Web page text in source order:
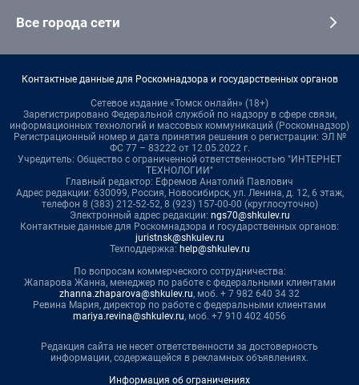
Все города сети
Контактные данные для Роскомнадзора и государственных органов
Сетевое издание «Томск онлайн» (18+)
Зарегистрировано Федеральной службой по надзору в сфере связи,
информационных технологий и массовых коммуникаций (Роскомнадзор)
Регистрационный номер и дата принятия решения о регистрации: ЭЛ №
ФС 77 – 83222 от 12.05.2022 г.
Учредитель: Общество с ограниченной ответственностью "ИНТЕРНЕТ
ТЕХНОЛОГИИ"
Главный редактор: Ефремов Анатолий Павлович
Адрес редакции: 630099, Россия, Новосибирск, ул. Ленина, д. 12, 6 этаж,
телефон 8 (383) 212-52-52, 8 (923) 157-00-00 (круглосуточно)
Электронный адрес редакции: ngs70@shkulev.ru
Контактные данные для Роскомнадзора и государственных органов:
juristnsk@shkulev.ru
Техподдержка: help@shkulev.ru
По вопросам коммерческого сотрудничества:
Жапарова Жанна, менеджер по работе с федеральными клиентами
zhanna.zhaparova@shkulev.ru, моб. + 7 982 640 34 32
Ревина Мария, директор по работе с федеральными клиентами
mariya.revina@shkulev.ru, моб. +7 910 402 4056
Редакция сайта не несет ответственности за достоверность
информации, содержащейся в рекламных объявлениях.
Информация об ограничениях